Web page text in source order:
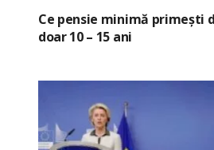
Ce pensie minimă primești
doar 10 – 15 ani